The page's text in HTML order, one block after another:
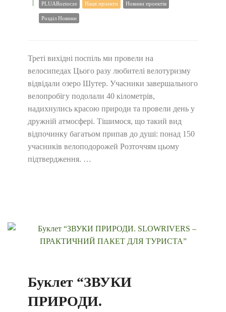
PLUARoztocze Наші проекти Новини проектів
Розділ Новини
Треті вихідні поспіль ми провели на
велосипедах Цього разу любителі велотуризму
відвідали озеро Шутер. Учасники завершального
велопробігу подолали 40 кілометрів,
надихнулись красою природи та провели день у
дружній атмосфері. Тішимося, що такий вид
відпочинку багатьом припав до душі: понад 150
учасників велоподорожей Розточчям цьому
підтвердження. …
Буклет “ЗВУКИ
ПРИРОДИ.